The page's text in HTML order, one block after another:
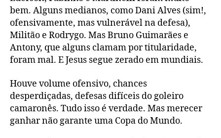
bem. Alguns medianos, como Dani Alves (sim!,
ofensivamente, mas vulnerável na defesa),
Militão e Rodrygo. Mas Bruno Guimarães e
Antony, que alguns clamam por titularidade,
foram mal. E Jesus segue zerado em mundiais.
Houve volume ofensivo, chances
desperdiçadas, defesas difíceis do goleiro
camaronês. Tudo isso é verdade. Mas merecer
ganhar não garante uma Copa do Mundo.